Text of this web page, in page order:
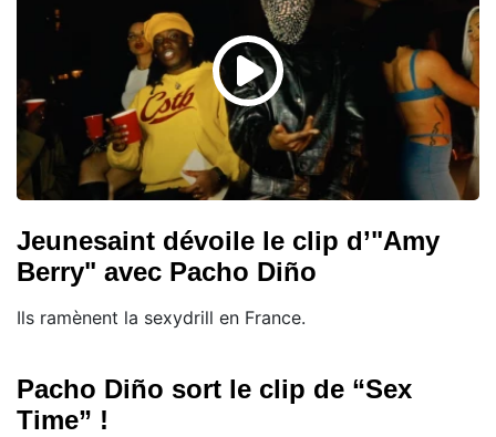
Jeunesaint dévoile le clip d’"Amy
Berry" avec Pacho Diño
Ils ramènent la sexydrill en France.
Pacho Diño sort le clip de “Sex
Time” !